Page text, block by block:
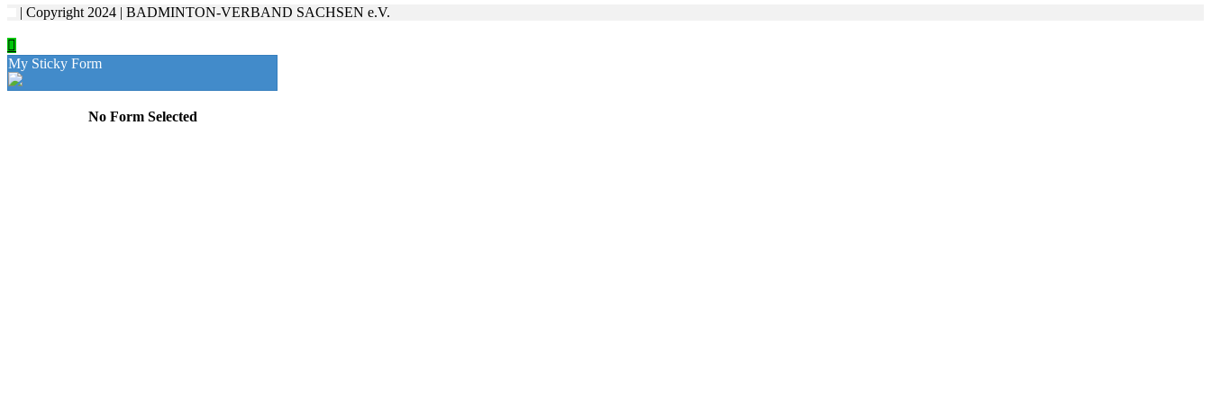
| Copyright 2024 | BADMINTON-VERBAND SACHSEN e.V.
My Sticky Form
No Form Selected